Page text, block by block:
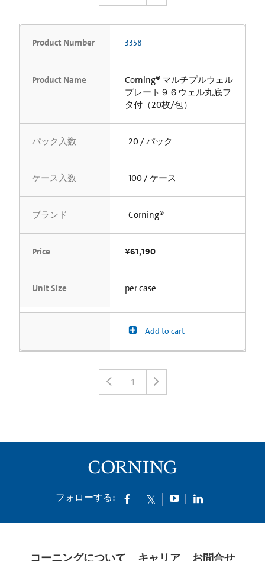
Product Number 3358
Product Name
Corning® マルチプルウェル
プレート９６ウェル丸底フ
タ付（20枚/包）
パック入数 20 / パック
ケース入数 100 / ケース
ブランド Corning®
Price ¥61,190
Unit Size per case
Add to cart
1
フォローする:
コーニングについて キャリア お問合せ